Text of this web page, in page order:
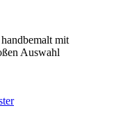
mit
Auswahl